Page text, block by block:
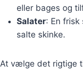
eller bages og
Salater: En
salte skinke.
At vælge det rigtige